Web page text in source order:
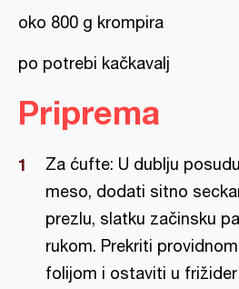
oko 800 g krompira
po potrebi kačkavalj
Priprema
Za ćufte: U dublju
meso, dodati sitno
prezlu, slatku začinsku
rukom. Prekriti
folijom i ostaviti u